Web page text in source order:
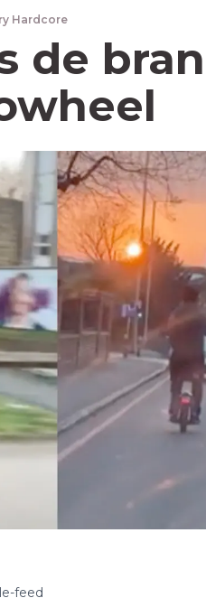
Hardcore
de
feed